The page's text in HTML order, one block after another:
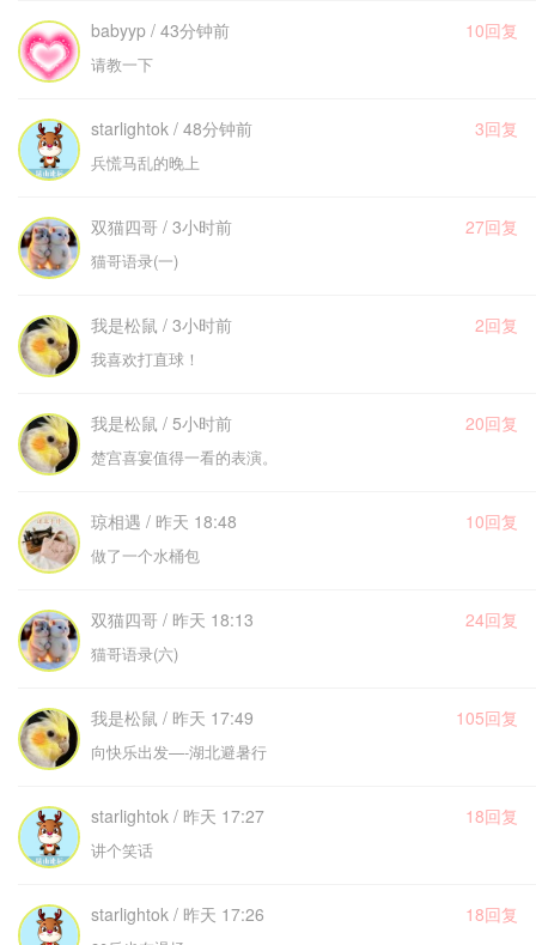
babyyp / 43分钟前 10回复
请教一下
starlightok / 48分钟前 3回复
兵慌马乱的晚上
双猫四哥 / 3小时前 27回复
猫哥语录(一)
我是松鼠 / 3小时前 2回复
我喜欢打直球！
我是松鼠 / 5小时前 20回复
楚宫喜宴值得一看的表演。
琼相遇 / 昨天 18:48 10回复
做了一个水桶包
双猫四哥 / 昨天 18:13 24回复
猫哥语录(六)
我是松鼠 / 昨天 17:49 105回复
向快乐出发—-湖北避暑行
starlightok / 昨天 17:27 18回复
讲个笑话
starlightok / 昨天 17:26 18回复